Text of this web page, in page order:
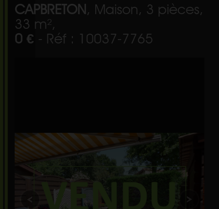
CAPBRETON, Maison, 3 pièces,
33 m²,
0 € - Réf : 10037-7765